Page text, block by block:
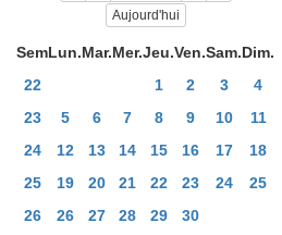
Aujourd'hui
SemLun.Mar.Mer.Jeu.Ven.Sam.Dim.
22
1 2 3
4
23
5 6 7 8 9 10
11
24
12 13 14 15 16 17
18
25
19 20 21 22 23 24
25
26
26 27 28 29 30